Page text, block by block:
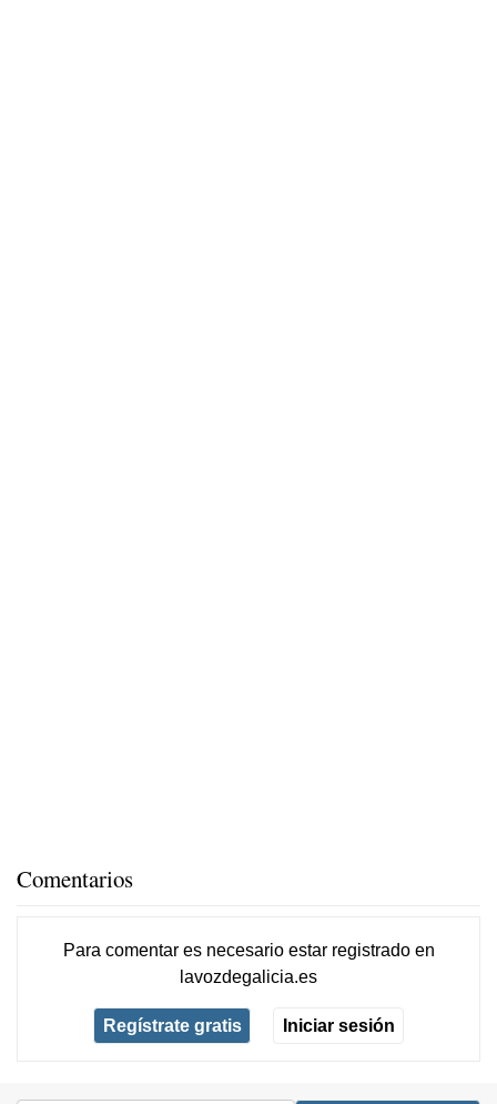
Comentarios
Para comentar es necesario estar registradoen
lavozdegalicia.es
Regístrate gratis Iniciar sesión